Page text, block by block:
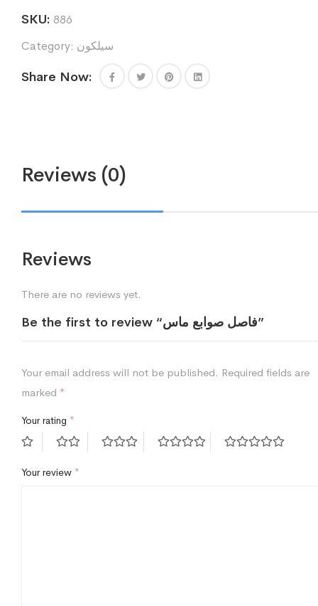
SKU: 886
Category: سيلكون
Share Now:
Reviews (0)
Reviews
There are no reviews yet.
Be the first to review “فاصل صوابع ماس”
Your email address will not be published. Required fields are
marked *
Your rating *
Your review *